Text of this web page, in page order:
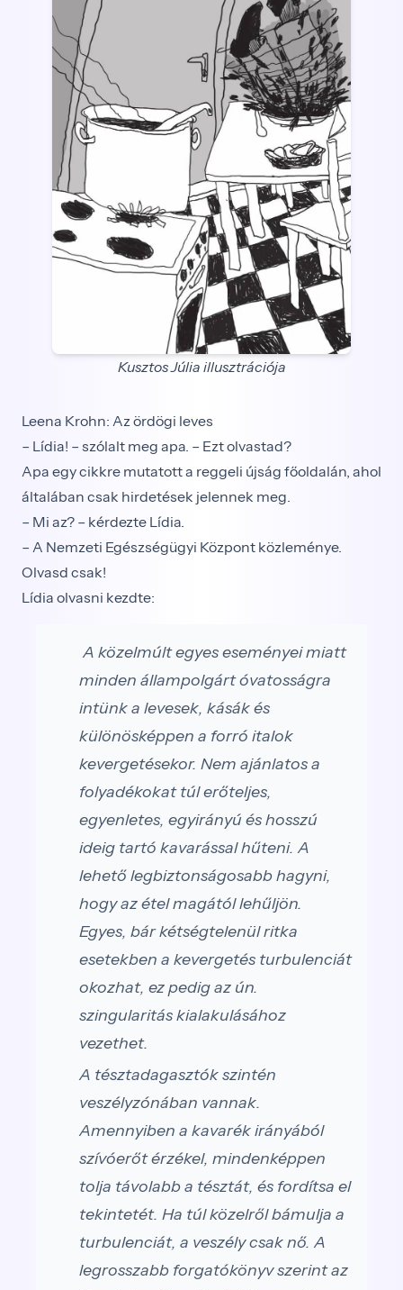
Kusztos Júlia illusztrációja
Leena Krohn: Az ördögi leves
– Lídia! – szólalt meg apa. – Ezt olvastad?
Apa egy cikkre mutatott a reggeli újság főoldalán, ahol
általában csak hirdetések jelennek meg.
– Mi az? – kérdezte Lídia.
– A Nemzeti Egészségügyi Központ közleménye.
Olvasd csak!
Lídia olvasni kezdte:
A közelmúlt egyes eseményei miatt
minden állampolgárt óvatosságra
intünk a levesek, kásák és
különösképpen a forró italok
kevergetésekor. Nem ajánlatos a
folyadékokat túl erőteljes,
egyenletes, egyirányú és hosszú
ideig tartó kavarással hűteni. A
lehető legbiztonságosabb hagyni,
hogy az étel magától lehűljön.
Egyes, bár kétségtelenül ritka
esetekben a kevergetés turbulenciát
okozhat, ez pedig az ún.
szingularitás kialakulásához
vezethet.
A tésztadagasztók szintén
veszélyzónában vannak.
Amennyiben a kavarék irányából
szívóerőt érzékel, mindenképpen
tolja távolabb a tésztát, és fordítsa el
tekintetét. Ha túl közelről bámulja a
turbulenciát, a veszély csak nő. A
legrosszabb forgatókönyv szerint az